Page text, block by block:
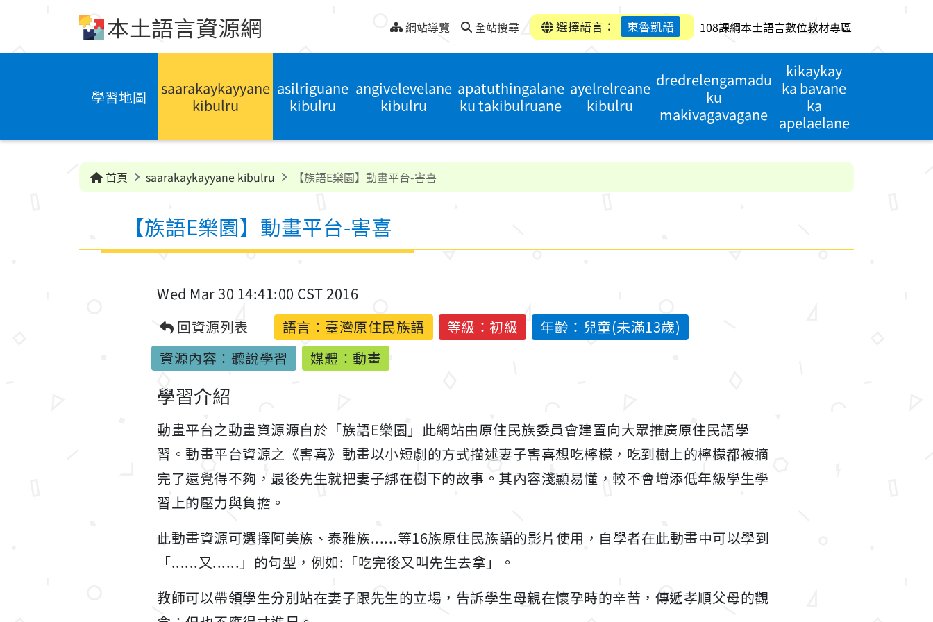
本土語言資源網 網站導覽 全站搜尋 選擇語言： 東魯凱語 108課綱本土語言數位教材專區
學習地圖
saarakaykayyane
kibulru
asilriguane
kibulru
angivelevelane
kibulru
apatuthingalane
ku takibulruane
ayelrelreane
kibulru
dredrelengamadu
ku
makivagavagane
kikaykay
ka bavane
ka
apelaelane
首頁 saarakaykayyane kibulru 【族語E樂園】動畫平台-害喜
【族語E樂園】動畫平台-害喜
Wed Mar 30 14:41:00 CST 2016
回資源列表
語言： 臺灣原住民族語 等級：初級
年齡：兒童(未滿13歲)
資源內容：聽說學習
媒體：動畫
學習介紹
動畫平台之動畫資源源自於「族語E樂園」此網站由原住民族委員會建置向大眾推廣原住民語學
習。動畫平台資源之《害喜》動畫以小短劇的方式描述妻子害喜想吃檸檬，吃到樹上的檸檬都被摘
完了還覺得不夠，最後先生就把妻子綁在樹下的故事。其內容淺顯易懂，較不會增添低年級學生學
習上的壓力與負擔。
此動畫資源可選擇阿美族、泰雅族......等16族原住民族語的影片使用，自學者在此動畫中可以學到
「......又......」的句型，例如:「吃完後又叫先生去拿」。
教師可以帶領學生分別站在妻子跟先生的立場，告訴學生母親在懷孕時的辛苦，傳遞孝順父母的觀